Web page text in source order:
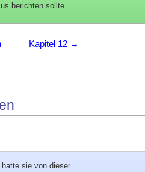
berichten sollte.
Kapitel 12 →
hatte sie von dieser